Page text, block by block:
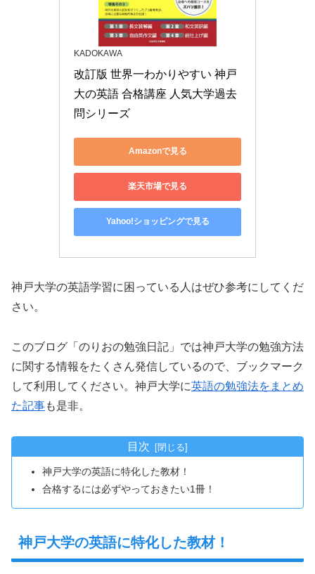
KADOKAWA
改訂版 世界一わかりやすい 神戸
大の英語 合格講座 人気大学過去
問シリーズ
Amazonで見る
楽天市場で見る
Yahoo!ショッピングで見る
神戸大学の英語学習に困っている人はぜひ参考にしてくだ
さい。
このブログ「のりおの勉強日記」では神戸大学の勉強方法
に関する情報をたくさん発信しているので、ブックマーク
して利用してください。神戸大学に英語の勉強法をまとめ
た記事も是非。
目次
神戸大学の英語に特化した教材！
合格するには必ずやっておきたい1冊！
神戸大学の英語に特化した教材！